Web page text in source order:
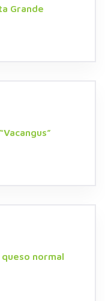
Grande
normal